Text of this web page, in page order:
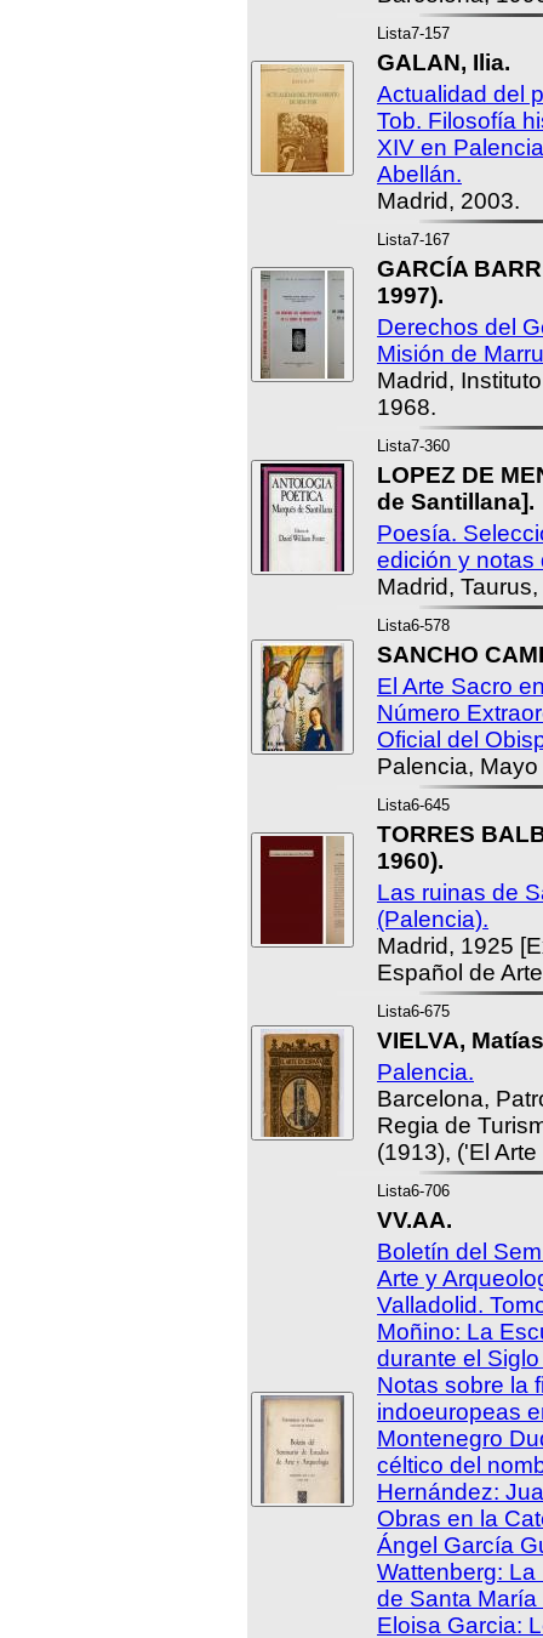
Lista7-157
GALAN, Ilia.
Actualidad del
Tob. Filosofía
XIV en
Abellán.
Madrid, 2003.
Lista7-167
GARCÍA
1997).
Derechos del
Misión de
Madrid,
1968.
Lista7-360
LOPEZ DE
de Santillana].
Poesía.
edición y notas
Madrid,
Lista6-578
SANCHO
El Arte Sacro
Número
Oficial del
Palencia,
Lista6-645
TORRES
1960).
Las ruinas de
(Palencia).
Madrid, 1925
Español de
Lista6-675
VIELVA,
Palencia.
Barcelona,
Regia de
(1913), ('El
Lista6-706
VV.AA.
Boletín del
Arte y
Valladolid.
Moñino: La
durante el
Notas sobre la
indoeuropeas
Montenegro
céltico del
Hernández:
Obras en la
Ángel García
Wattenberg:
de Santa María
Eloisa Garcia: